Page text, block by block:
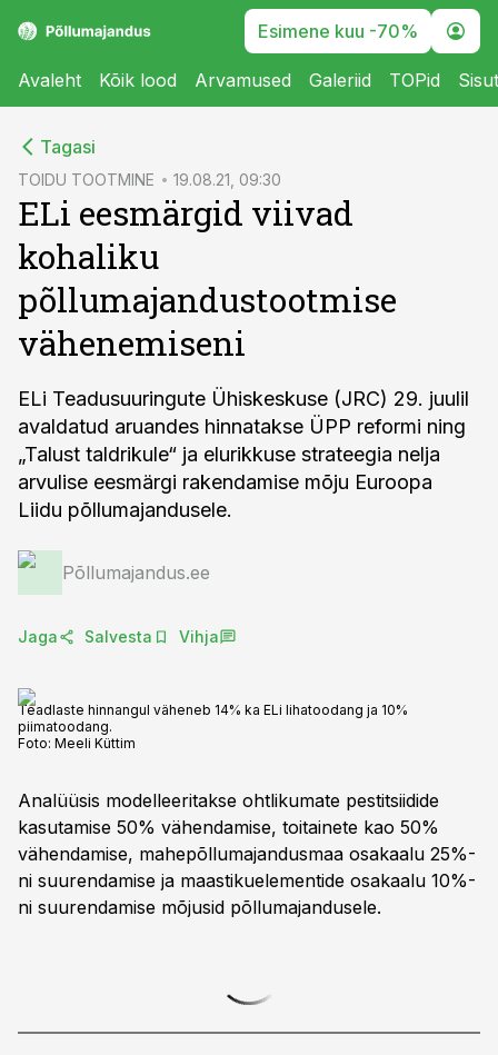
Esimene kuu -70%
Avaleht Kõik lood Arvamused Galeriid TOPid
Tagasi
TOIDU TOOTMINE 19.08.21, 09:30
ELi eesmärgid viivad
kohaliku
põllumajandustootmise
vähenemiseni
ELi Teadusuuringute Ühiskeskuse (JRC) 29. juulil
avaldatud aruandes hinnatakse ÜPP reformi ning
„Talust taldrikule“ ja elurikkuse strateegia nelja
arvulise eesmärgi rakendamise mõju Euroopa
Liidu põllumajandusele.
Põllumajandus.ee
Jaga Salvesta Vihja
Teadlaste hinnangul väheneb 14% ka ELi lihatoodang ja 10%
piimatoodang.
Foto: Meeli Küttim
Analüüsis modelleeritakse ohtlikumate pestitsiidide
kasutamise 50% vähendamise, toitainete kao 50%
vähendamise, mahepõllumajandusmaa osakaalu 25%-
ni suurendamise ja maastikuelementide osakaalu 10%-
ni suurendamise mõjusid põllumajandusele.